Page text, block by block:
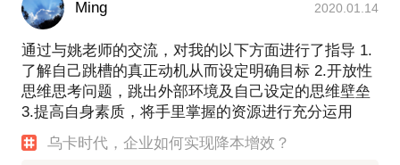
Ming 2020.01.14
通过与姚老师的交流，对我的以下方面进行了指导 1.
了解自己跳槽的真正动机从而设定明确目标 2.开放性
思维思考问题，跳出外部环境及自己设定的思维壁垒
3.提高自身素质，将手里掌握的资源进行充分运用
乌卡时代，企业如何实现降本增效？